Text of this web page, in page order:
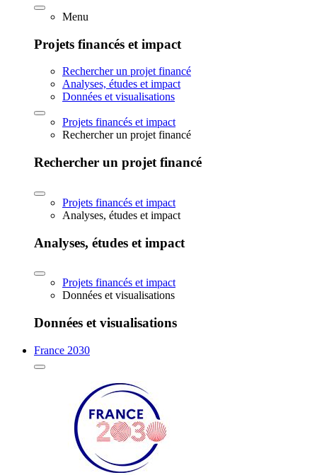
Menu
Projets financés et impact
Rechercher un projet financé
Analyses, études et impact
Données et visualisations
Projets financés et impact
Rechercher un projet financé
Rechercher un projet financé
Projets financés et impact
Analyses, études et impact
Analyses, études et impact
Projets financés et impact
Données et visualisations
Données et visualisations
France 2030